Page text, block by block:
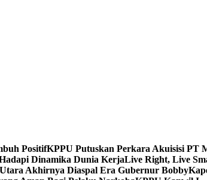
PositifKPPU Putuskan Perkara Akuisisi PT
Dinamika Dunia KerjaLive Right, Live
Akhirnya Diaspal Era Gubernur Bobby